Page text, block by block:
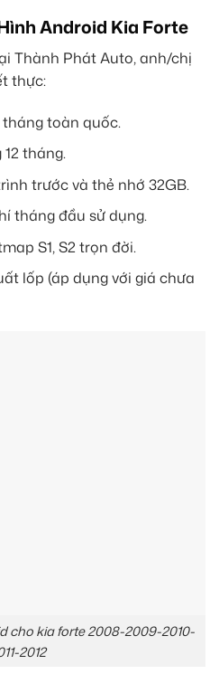
Android Kia Forte
Thành Phát Auto, anh/chị
thực:
toàn quốc.
12 tháng.
trước và thẻ nhớ 32GB.
tháng đầu sử dụng.
S1, S2 trọn đời.
lốp (áp dụng với giá chưa
cho kia forte 2008-2009-2010-
2012